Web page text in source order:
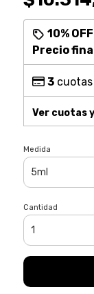
10% OFF
Precio
3cuotas
Ver cuotas
Medida
Cantidad